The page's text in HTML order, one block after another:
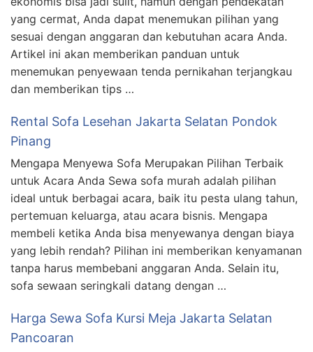
yang cermat, Anda dapat menemukan pilihan yang
sesuai dengan anggaran dan kebutuhan acara Anda.
Artikel ini akan memberikan panduan untuk
menemukan penyewaan tenda pernikahan terjangkau
dan memberikan tips …
Rental Sofa Lesehan Jakarta Selatan Pondok
Pinang
Mengapa Menyewa Sofa Merupakan Pilihan Terbaik
untuk Acara Anda Sewa sofa murah adalah pilihan
ideal untuk berbagai acara, baik itu pesta ulang tahun,
pertemuan keluarga, atau acara bisnis. Mengapa
membeli ketika Anda bisa menyewanya dengan biaya
yang lebih rendah? Pilihan ini memberikan kenyamanan
tanpa harus membebani anggaran Anda. Selain itu,
sofa sewaan seringkali datang dengan …
Harga Sewa Sofa Kursi Meja Jakarta Selatan
Pancoaran